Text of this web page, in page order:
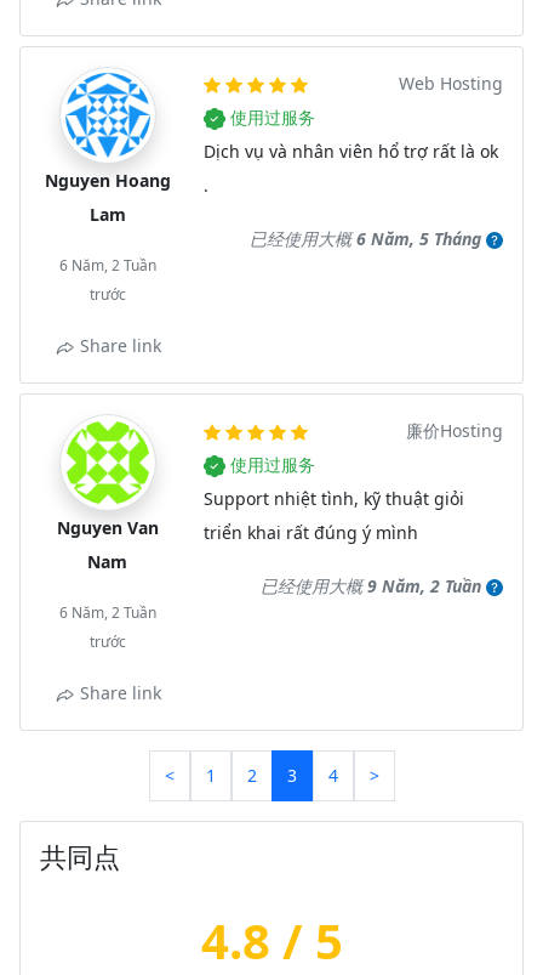
Nguyen Hoang
Lam
6 Năm, 2 Tuần
trước
Share link
Web Hosting
使用过服务
Dịch vụ và nhân viên hổ trợ rất là ok
.
已经使用大概6 Năm, 5 Tháng
Nguyen Van
Nam
6 Năm, 2 Tuần
trước
Share link
廉价Hosting
使用过服务
Support nhiệt tình, kỹ thuật giỏi
triển khai rất đúng ý mình
已经使用大概9 Năm, 2 Tuần
< 1 2 3 4 >
共同点
4.8 / 5